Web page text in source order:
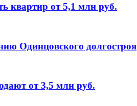
квартир от 5,1 млн руб.
Одинцовского долгостроя
от 3,5 млн руб.